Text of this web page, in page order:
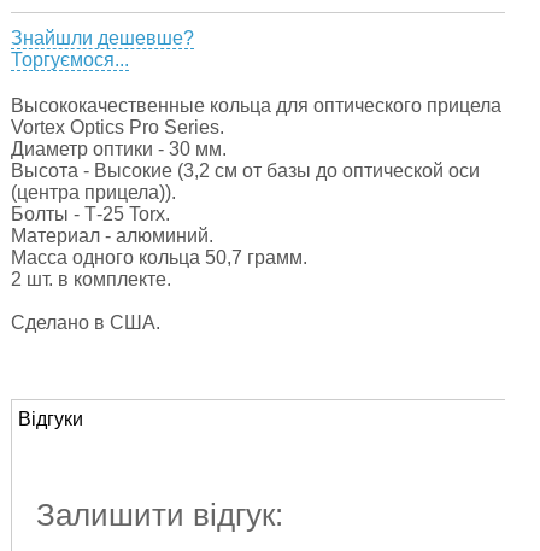
Знайшли дешевше?
Торгуємося...
Высококачественные кольца для оптического прицела
Vortex Optics Pro Series.
Диаметр оптики - 30 мм.
Высота - Высокие (3,2 см от базы до оптической оси
(центра прицела)).
Болты - Т-25 Torx.
Материал - алюминий.
Масса одного кольца 50,7 грамм.
2 шт. в комплекте.
Сделано в США.
Відгуки
Залишити відгук: